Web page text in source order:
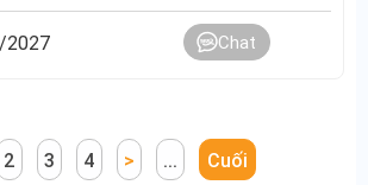
2027 Chat
2 3 4 > ... Cuối